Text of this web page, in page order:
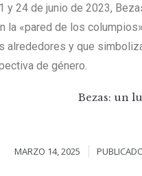
y 24 de junio de 2023,
la «pared de los
alrededores y que
de género.
Bezas: un
MARZO 14, 2025